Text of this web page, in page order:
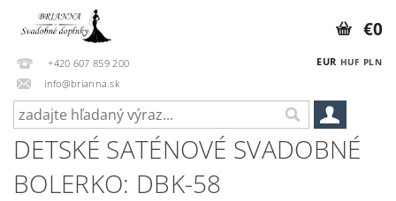
+420 607 859 200
info@brianna.sk
EUR HUF PLN
€0
DETSKÉ SATÉNOVÉ SVADOBNÉ
BOLERKO: DBK-58